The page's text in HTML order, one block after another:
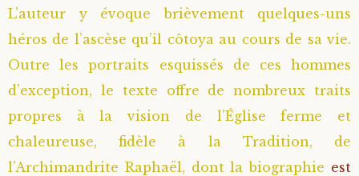
L’auteur y évoque brièvement quelques-uns
héros de l’ascèse qu’il côtoya au cours de sa vie.
Outre les portraits esquissés de ces hommes
d’exception, le texte offre de nombreux traits
propres à la vision de l’Église ferme et
chaleureuse, fidèle à la Tradition, de
l’Archimandrite Raphaël, dont la biographie est